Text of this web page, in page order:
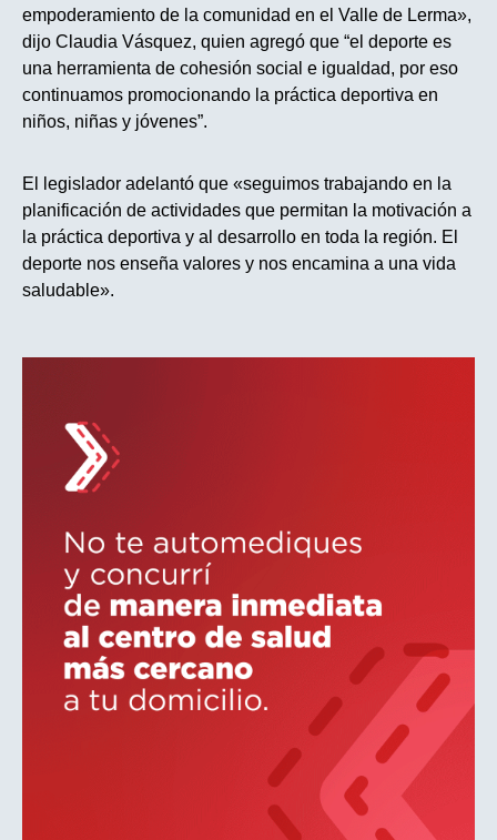
empoderamiento de la comunidad en el Valle de Lerma»,
dijo Claudia Vásquez, quien agregó que “el deporte es
una herramienta de cohesión social e igualdad, por eso
continuamos promocionando la práctica deportiva en
niños, niñas y jóvenes”.
El legislador adelantó que «seguimos trabajando en la
planificación de actividades que permitan la motivación a
la práctica deportiva y al desarrollo en toda la región. El
deporte nos enseña valores y nos encamina a una vida
saludable».